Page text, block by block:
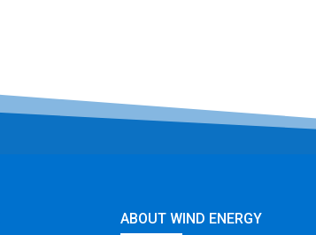
ABOUT WIND ENERGY